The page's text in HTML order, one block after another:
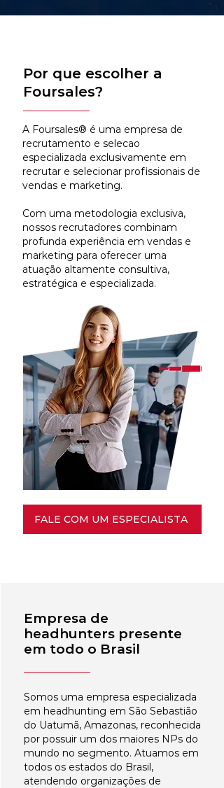
Por que escolher a
Foursales?
A Foursales® é uma empresa de
recrutamento e selecao
especializada exclusivamente em
recrutar e selecionar profissionais de
vendas e marketing.
Com uma metodologia exclusiva,
nossos recrutadores combinam
profunda experiência em vendas e
marketing para oferecer uma
atuação altamente consultiva,
estratégica e especializada.
FALE COM UM ESPECIALISTA
Empresa de
headhunters presente
em todo o Brasil
Somos uma empresa especializada
em headhunting em São Sebastião
do Uatumã, Amazonas, reconhecida
por possuir um dos maiores NPs do
mundo no segmento. Atuamos em
todos os estados do Brasil,
atendendo organizações de